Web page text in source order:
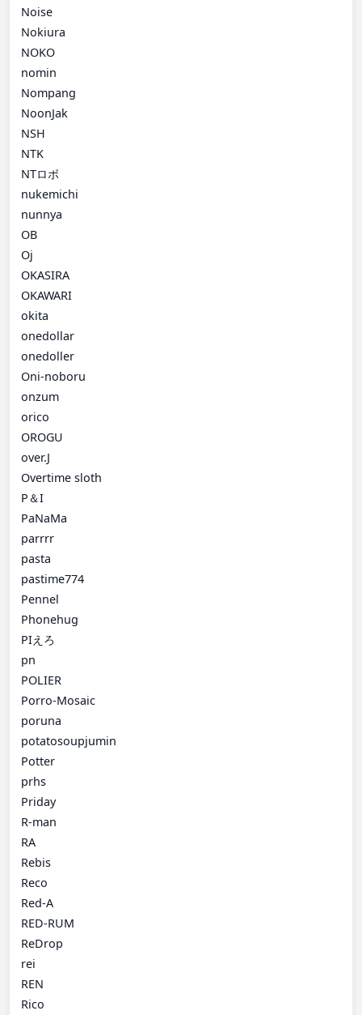
Noise
Nokiura
NOKO
nomin
Nompang
NoonJak
NSH
NTK
NTロボ
nukemichi
nunnya
OB
Oj
OKASIRA
OKAWARI
okita
onedollar
onedoller
Oni-noboru
onzum
orico
OROGU
over.J
Overtime sloth
P＆I
PaNaMa
parrrr
pasta
pastime774
Pennel
Phonehug
PIえろ
pn
POLIER
Porro-Mosaic
poruna
potatosoupjumin
Potter
prhs
Priday
R-man
RA
Rebis
Reco
Red-A
RED-RUM
ReDrop
rei
REN
Rico